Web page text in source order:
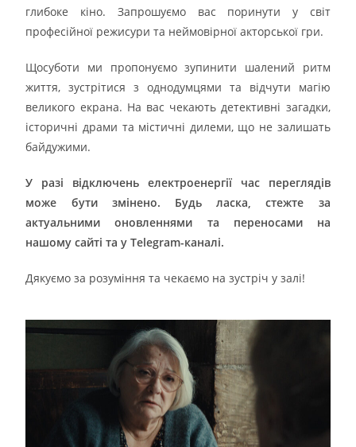
глибоке кіно. Запрошуємо вас поринути у світ
професійної режисури та неймовірної акторської гри.
Щосуботи ми пропонуємо зупинити шалений ритм
життя, зустрітися з однодумцями та відчути магію
великого екрана. На вас чекають детективні загадки,
історичні драми та містичні дилеми, що не залишать
байдужими.
У разі відключень електроенергії час переглядів
може бути змінено. Будь ласка, стежте за
актуальними оновленнями та переносами на
нашому сайті та у Telegram-каналі.
Дякуємо за розуміння та чекаємо на зустріч у залі!